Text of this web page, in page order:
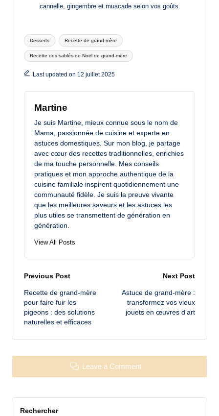
cannelle, gingembre et muscade selon vos goûts.
Tags:
Desserts Recette de grand-mère
Recette des sablés de Noël de grand-mère
Last updated on 12 juillet 2025
Martine
Je suis Martine, mieux connue sous le nom de
Mama, passionnée de cuisine et experte en
astuces domestiques. Sur mon blog, je partage
avec cœur des recettes traditionnelles, enrichies
de ma touche personnelle. Mes conseils
pratiques et mon approche authentique de la
cuisine familiale inspirent quotidiennement une
communauté fidèle. Je suis la preuve vivante
que les meilleures saveurs et les astuces les
plus utiles se transmettent de génération en
génération.
View All Posts
Post
navigation
Previous Post
Recette de grand-mère
pour faire fuir les
pigeons : des solutions
naturelles et efficaces
Next Post
Astuce de grand-mère :
transformez vos vieux
jouets en œuvres d’art
Leave a Comment
Rechercher